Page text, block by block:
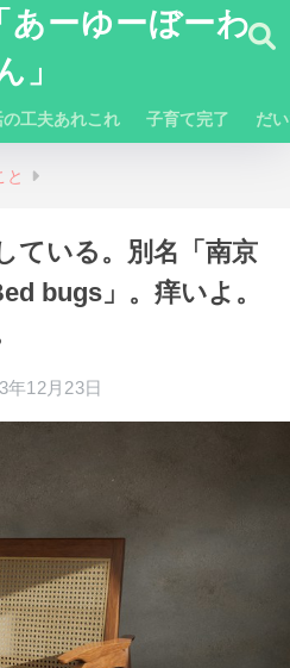
ーゆーぼーわ
」
の工夫あれこれ 子育て完了 だ
と
ている。別名「南京
bugs」。痒いよ。
年12月23日